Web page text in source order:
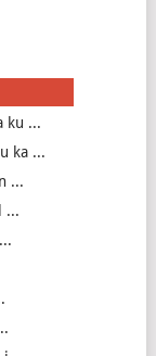
ku ...
ka ...
...
...